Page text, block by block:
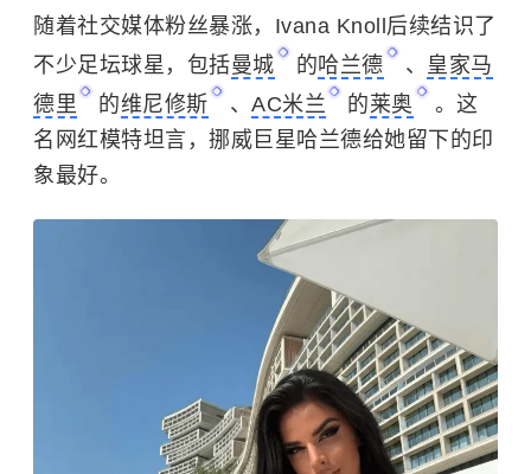
随着社交媒体粉丝暴涨，Ivana Knoll后续结识了
不少足坛球星，包括曼城 的哈兰德 、 皇家马
德里
的维尼修斯 、 AC米兰 的莱奥
。这
名网红模特坦言，挪威巨星哈兰德给她留下的印
象最好。